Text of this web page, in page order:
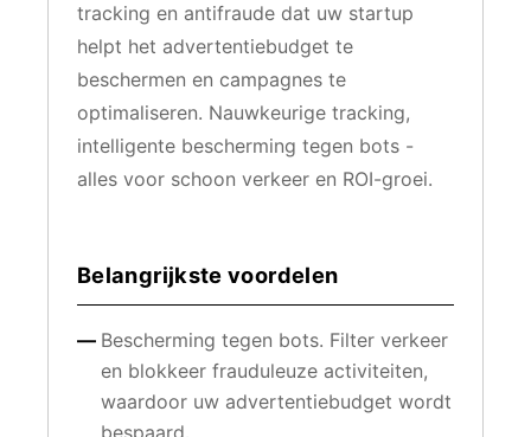
tracking en antifraude dat uw startup
helpt het advertentiebudget te
beschermen en campagnes te
optimaliseren. Nauwkeurige tracking,
intelligente bescherming tegen bots -
alles voor schoon verkeer en ROI-groei.
Belangrijkste voordelen
Bescherming tegen bots. Filter verkeer
en blokkeer frauduleuze activiteiten,
waardoor uw advertentiebudget wordt